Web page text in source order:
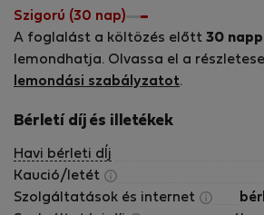
Szigorú (30 nap)
A foglalást a költözés előtt 30
lemondhatja. Olvassa el a
lemondási szabályzatot.
Bérletí díj és illetékek
Havi bérleti dÍj
Kaució/letét
Szolgáltatások és internet